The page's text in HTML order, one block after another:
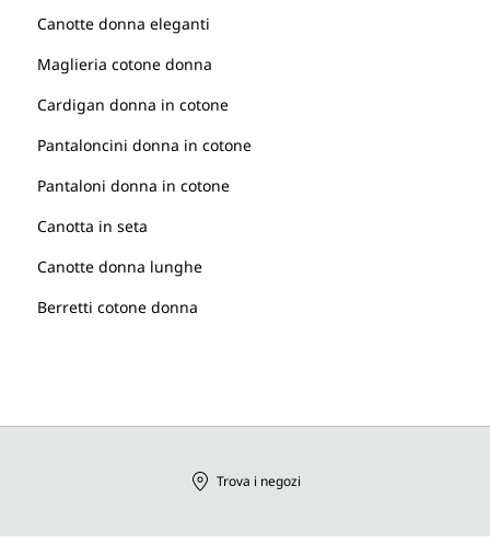
Canotte donna eleganti
Maglieria cotone donna
Cardigan donna in cotone
Pantaloncini donna in cotone
Pantaloni donna in cotone
Canotta in seta
Canotte donna lunghe
Berretti cotone donna
Trova i negozi